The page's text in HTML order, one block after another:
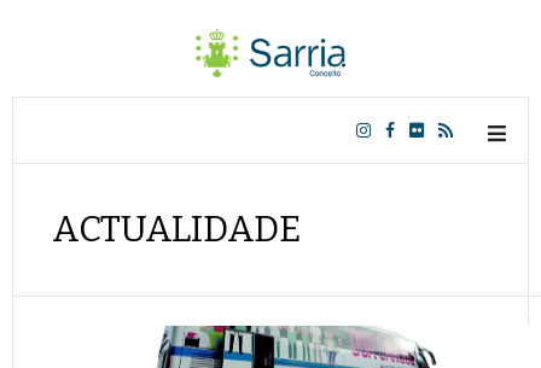
ACTUALIDADE